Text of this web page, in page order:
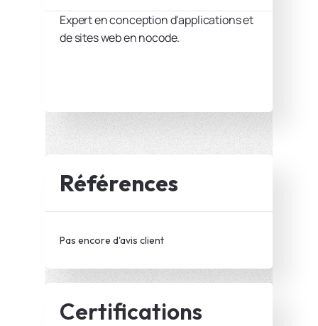
Expert en conception d'applications et
de sites web en nocode.
Références
Pas encore d'avis client
Certifications